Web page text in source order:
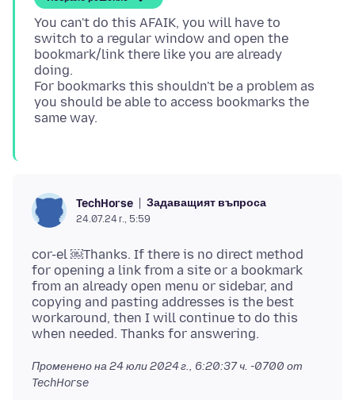
You can't do this AFAIK, you will have to
switch to a regular window and open the
bookmark/link there like you are already
doing.
For bookmarks this shouldn't be a problem as
you should be able to access bookmarks the
TechHorse Задаващият въпроса
24.07.24 г., 5:59
cor-el ￼Thanks. If there is no direct method
for opening a link from a site or a bookmark
from an already open menu or sidebar, and
copying and pasting addresses is the best
workaround, then I will continue to do this
Променено на24 юли 2024 г., 6:20:37 ч. -0700 от
TechHorse